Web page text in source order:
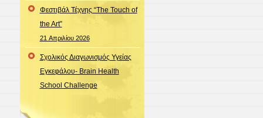
Φεστιβάλ Τέχνης “The Touch of
the Art”
21 Απριλίου 2026
Σχολικός Διαγωνισμός Υγείας
Εγκεφάλου- Brain Health
School Challenge